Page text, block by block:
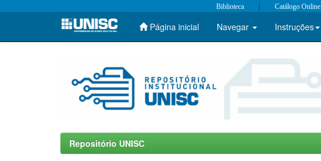
Skip
Biblioteca | Catálogo Online
Página inicial Navegar Instruções
Repositório UNISC